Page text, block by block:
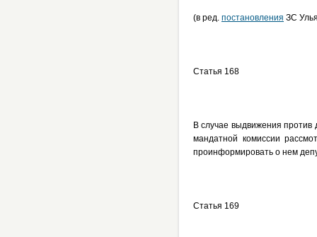
(в ред. постановления ЗС
Статья 168
В случае выдвижения против
мандатной комиссии
проинформировать о нем
Статья 169